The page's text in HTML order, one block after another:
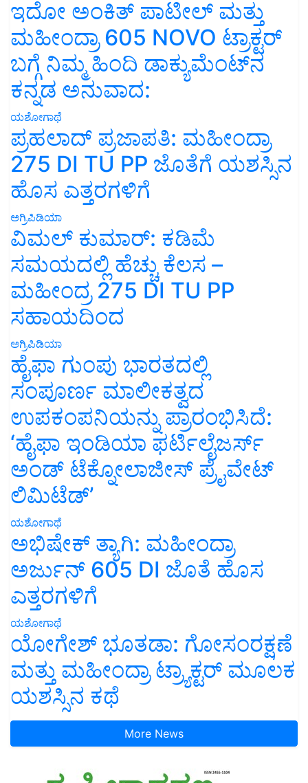
ಇದೋ ಅಂಕಿತ್ ಪಾಟೀಲ್ ಮತ್ತು
ಮಹೀಂದ್ರಾ 605 NOVO ಟ್ರಾಕ್ಟರ್
ಬಗ್ಗೆ ನಿಮ್ಮ ಹಿಂದಿ ಡಾಕ್ಯುಮೆಂಟ್‌ನ
ಕನ್ನಡ ಅನುವಾದ:
ಯಶೋಗಾಥೆ
ಪ್ರಹಲಾದ್ ಪ್ರಜಾಪತಿ: ಮಹೀಂದ್ರಾ
275 DI TU PP ಜೊತೆಗೆ ಯಶಸ್ಸಿನ
ಹೊಸ ಎತ್ತರಗಳಿಗೆ
ಅಗ್ರಿಪಿಡಿಯಾ
ವಿಮಲ್ ಕುಮಾರ್: ಕಡಿಮೆ
ಸಮಯದಲ್ಲಿ ಹೆಚ್ಚು ಕೆಲಸ –
ಮಹೀಂದ್ರ 275 DI TU PP
ಸಹಾಯದಿಂದ
ಅಗ್ರಿಪಿಡಿಯಾ
ಹೈಫಾ ಗುಂಪು ಭಾರತದಲ್ಲಿ
ಸಂಪೂರ್ಣ ಮಾಲೀಕತ್ವದ
ಉಪಕಂಪನಿಯನ್ನು ಪ್ರಾರಂಭಿಸಿದೆ:
‘ಹೈಫಾ ಇಂಡಿಯಾ ಫರ್ಟಿಲೈಜರ್ಸ್
ಅಂಡ್ ಟೆಕ್ನೋಲಾಜೀಸ್ ಪ್ರೈವೇಟ್
ಲಿಮಿಟೆಡ್’
ಯಶೋಗಾಥೆ
ಅಭಿಷೇಕ್ ತ್ಯಾಗಿ: ಮಹೀಂದ್ರಾ
ಅರ್ಜುನ್ 605 DI ಜೊತೆ ಹೊಸ
ಎತ್ತರಗಳಿಗೆ
ಯಶೋಗಾಥೆ
ಯೋಗೇಶ್ ಭೂತಡಾ: ಗೋಸಂರಕ್ಷಣೆ
ಮತ್ತು ಮಹೀಂದ್ರಾ ಟ್ರ್ಯಾಕ್ಟರ್ ಮೂಲಕ
ಯಶಸ್ಸಿನ ಕಥೆ
More News